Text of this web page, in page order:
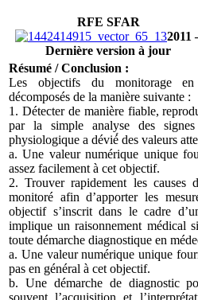
RFE SFAR
2011
Dernière version à jour
Résumé / Conclusion :
Les objectifs du monitorage en
décomposés de la manière suivante :
1. Détecter de manière fiable,
par la simple analyse des signes
physiologique a dévié́ des valeurs
a. Une valeur numérique unique
assez facilement à cet objectif.
2. Trouver rapidement les causes
monitoré afin d’apporter les
objectif s’inscrit dans le cadre
implique un raisonnement médical
toute démarche diagnostique en
a. Une valeur numérique unique
pas en général à cet objectif.
b. Une démarche de diagnostic